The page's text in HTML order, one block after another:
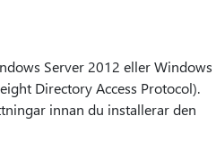
Server 2012 eller Windows
Directory Access Protocol).
innan du installerar den